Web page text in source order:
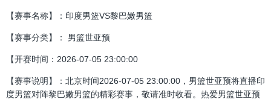
【赛事名称】：印度男篮VS黎巴嫩男篮
【赛事分类】： 男篮世亚预
【开赛时间：2026-07-05 23:00:00
【赛事说明】：北京时间2026-07-05 23:00:00，男篮世亚预将直播印
度男篮对阵黎巴嫩男篮的精彩赛事，敬请准时收看。热爱男篮世亚预